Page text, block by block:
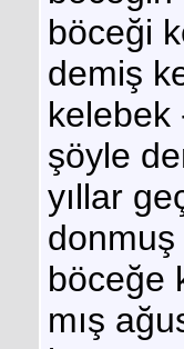
böceği
demiş
kelebek
şöyle
yıllar
donmuş
böceğe
mış